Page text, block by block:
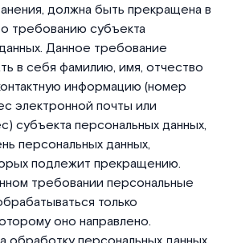
должна быть прекращена в
требованию субъекта
Данное требование
в себя фамилию, имя, отчество
информацию (номер
электронной почты или
субъекта персональных данных,
персональных данных,
подлежит прекращению.
требовании персональные
только
оно направлено.